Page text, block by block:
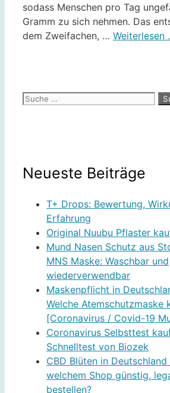
sodass Menschen pro Tag
Gramm zu sich nehmen. Das
dem Zweifachen, … Weiterlesen
Suche
Neueste Beiträge
T+ Drops: Bewertung,
Erfahrung
Original Nuubu Pflaster
Mund Nasen Schutz aus
MNS Maske: Waschbar und
wiederverwendbar
Maskenpflicht in
Welche Atemschutzmaske
[Coronavirus / Covid-19
Coronavirus Selbsttest
Schnelltest von Biozek
CBD Blüten in
welchem Shop günstig,
bestellen?